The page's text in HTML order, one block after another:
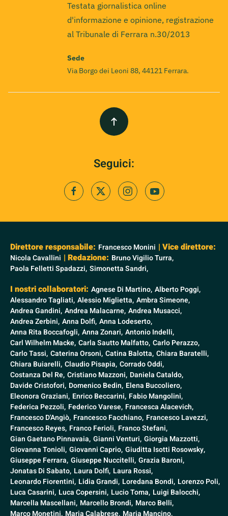
Testata giornalistica online
d'informazione e opinione, registrazione
al Tribunale di Ferrara n.30/2013
Sede
Via Borgo dei Leoni 88, 44121 Ferrara.
Seguici:
Direttore responsabile: Francesco Monini | Vice direttore:
Nicola Cavallini | Redazione: Bruno Vigilio Turra,
Paola Felletti Spadazzi, Simonetta Sandri,
I nostri collaboratori: Agnese Di Martino, Alberto Poggi,
Alessandro Tagliati, Alessio Miglietta, Ambra Simeone,
Andrea Gandini, Andrea Malacarne, Andrea Musacci,
Andrea Zerbini, Anna Dolfi, Anna Lodeserto,
Anna Rita Boccafogli, Anna Zonari, Antonio Indelli,
Carl Wilhelm Macke, Carla Sautto Malfatto, Carlo Perazzo,
Carlo Tassi, Caterina Orsoni, Catina Balotta, Chiara Baratelli,
Chiara Buiarelli, Claudio Pisapia, Corrado Oddi,
Costanza Del Re, Cristiano Mazzoni, Daniela Cataldo,
Davide Cristofori, Domenico Bedin, Elena Buccoliero,
Eleonora Graziani, Enrico Beccarini, Fabio Mangolini,
Federica Pezzoli, Federico Varese, Francesca Alacevich,
Francesco D'Angiò, Francesco Facchiano, Francesco Lavezzi,
Francesco Reyes, Franco Ferioli, Franco Stefani,
Gian Gaetano Pinnavaia, Gianni Venturi, Giorgia Mazzotti,
Giovanna Tonioli, Giovanni Caprio, Giuditta Isotti Rosowsky,
Giuseppe Ferrara, Giuseppe Nuccitelli, Grazia Baroni,
Jonatas Di Sabato, Laura Dolfi, Laura Rossi,
Leonardo Fiorentini, Lidia Grandi, Loredana Bondi, Lorenzo Poli,
Luca Casarini, Luca Copersini, Lucio Toma, Luigi Balocchi,
Marcella Mascellani, Marcello Brondi, Marco Belli,